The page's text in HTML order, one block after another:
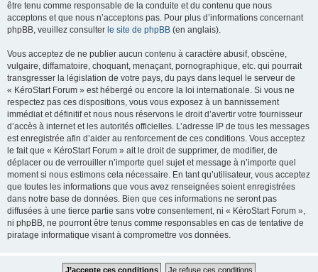
être tenu comme responsable de la conduite et du contenu que nous
acceptons et que nous n’acceptons pas. Pour plus d’informations concernant
phpBB, veuillez consulter le site de phpBB (en anglais).
Vous acceptez de ne publier aucun contenu à caractère abusif, obscène,
vulgaire, diffamatoire, choquant, menaçant, pornographique, etc. qui pourrait
transgresser la législation de votre pays, du pays dans lequel le serveur de
« KéroStart Forum » est hébergé ou encore la loi internationale. Si vous ne
respectez pas ces dispositions, vous vous exposez à un bannissement
immédiat et définitif et nous nous réservons le droit d’avertir votre fournisseur
d’accès à internet et les autorités officielles. L’adresse IP de tous les messages
est enregistrée afin d’aider au renforcement de ces conditions. Vous acceptez
le fait que « KéroStart Forum » ait le droit de supprimer, de modifier, de
déplacer ou de verrouiller n’importe quel sujet et message à n’importe quel
moment si nous estimons cela nécessaire. En tant qu’utilisateur, vous acceptez
que toutes les informations que vous avez renseignées soient enregistrées
dans notre base de données. Bien que ces informations ne seront pas
diffusées à une tierce partie sans votre consentement, ni « KéroStart Forum »,
ni phpBB, ne pourront être tenus comme responsables en cas de tentative de
piratage informatique visant à compromettre vos données.